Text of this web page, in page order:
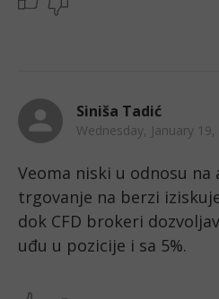
Siniša Tadić
Wednesday, January
Veoma niski u odnosu na
trgovanje na berzi
dok CFD brokeri
uđu u pozicije i sa 5%.